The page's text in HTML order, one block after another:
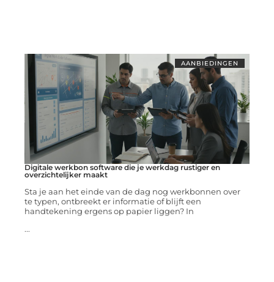
AANBIEDINGEN
Digitale werkbon software die je werkdag rustiger en
overzichtelijker maakt
Sta je aan het einde van de dag nog werkbonnen over
te typen, ontbreekt er informatie of blijft een
handtekening ergens op papier liggen? In
...